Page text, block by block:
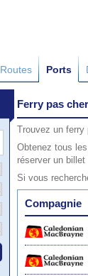
Routes Ports
Ferry pas
Trouvez un ferry
Obtenez tous
réserver un
Si vous
Compagnie